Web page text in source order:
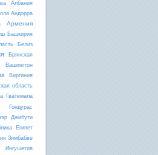
Албания
Андорра
Армения
Башкирия
Белиз
Брянская
Вашингтон
Виргиния
область
Гватемала
Гондурас
Джибути
Египет
Зимбабве
Ингушетия